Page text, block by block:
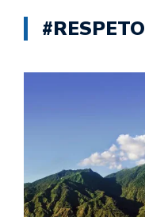
#RESPETO